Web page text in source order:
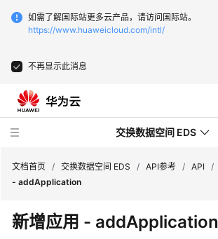
如需了解国际站更多云产品，请访问国际站。
https://www.huaweicloud.com/intl/
不再显示此消息
交换数据空间 EDS
最
新
文档首页 / 交换数据空间 EDS / API参考 / API /
- addApplication
新增应用 - addApplication